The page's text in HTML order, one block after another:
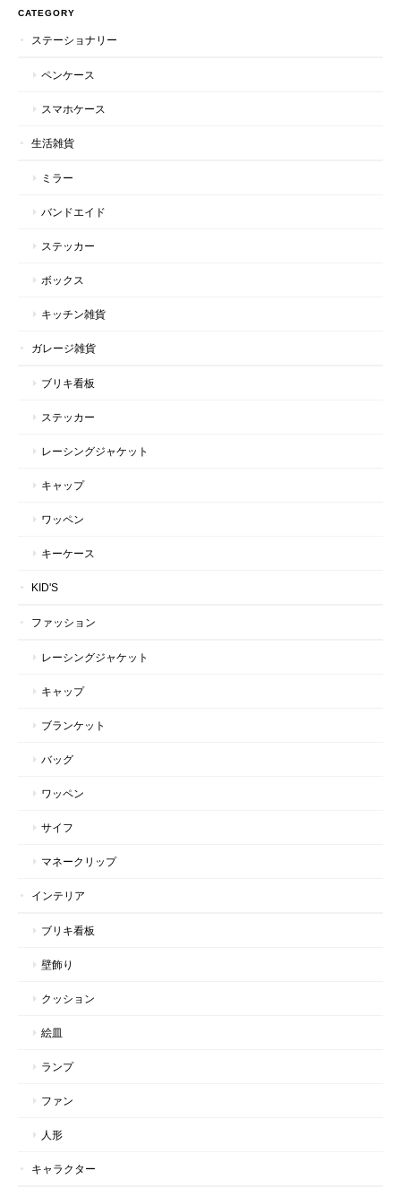
CATEGORY
ステーショナリー
ペンケース
スマホケース
生活雑貨
ミラー
バンドエイド
ステッカー
ボックス
キッチン雑貨
ガレージ雑貨
ブリキ看板
ステッカー
レーシングジャケット
キャップ
ワッペン
キーケース
KID'S
ファッション
レーシングジャケット
キャップ
ブランケット
バッグ
ワッペン
サイフ
マネークリップ
インテリア
ブリキ看板
壁飾り
クッション
絵皿
ランプ
ファン
人形
キャラクター